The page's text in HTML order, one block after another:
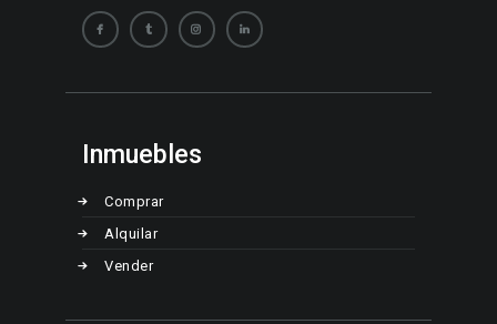
Inmuebles
Comprar
Alquilar
Vender